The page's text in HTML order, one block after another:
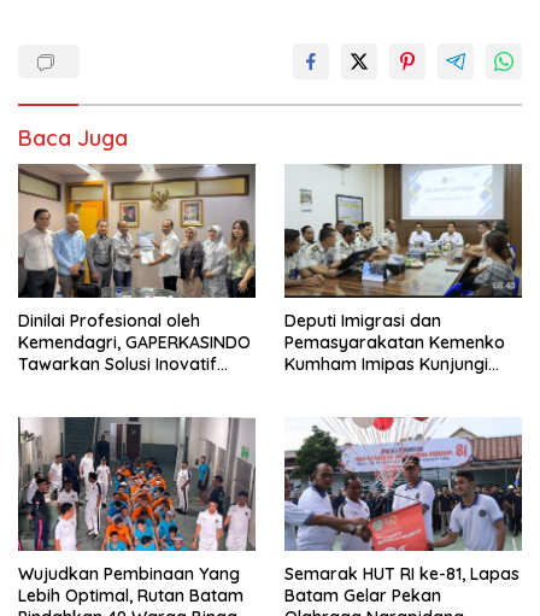
Baca Juga
Dinilai Profesional oleh
Kemendagri, GAPERKASINDO
Tawarkan Solusi Inovatif
Deputi Imigrasi dan
Pemasyarakatan Kemenko
Kumham Imipas Kunjungi
Wujudkan Pembinaan Yang
Lebih Optimal, Rutan Batam
Semarak HUT RI ke-81, Lapas
Batam Gelar Pekan